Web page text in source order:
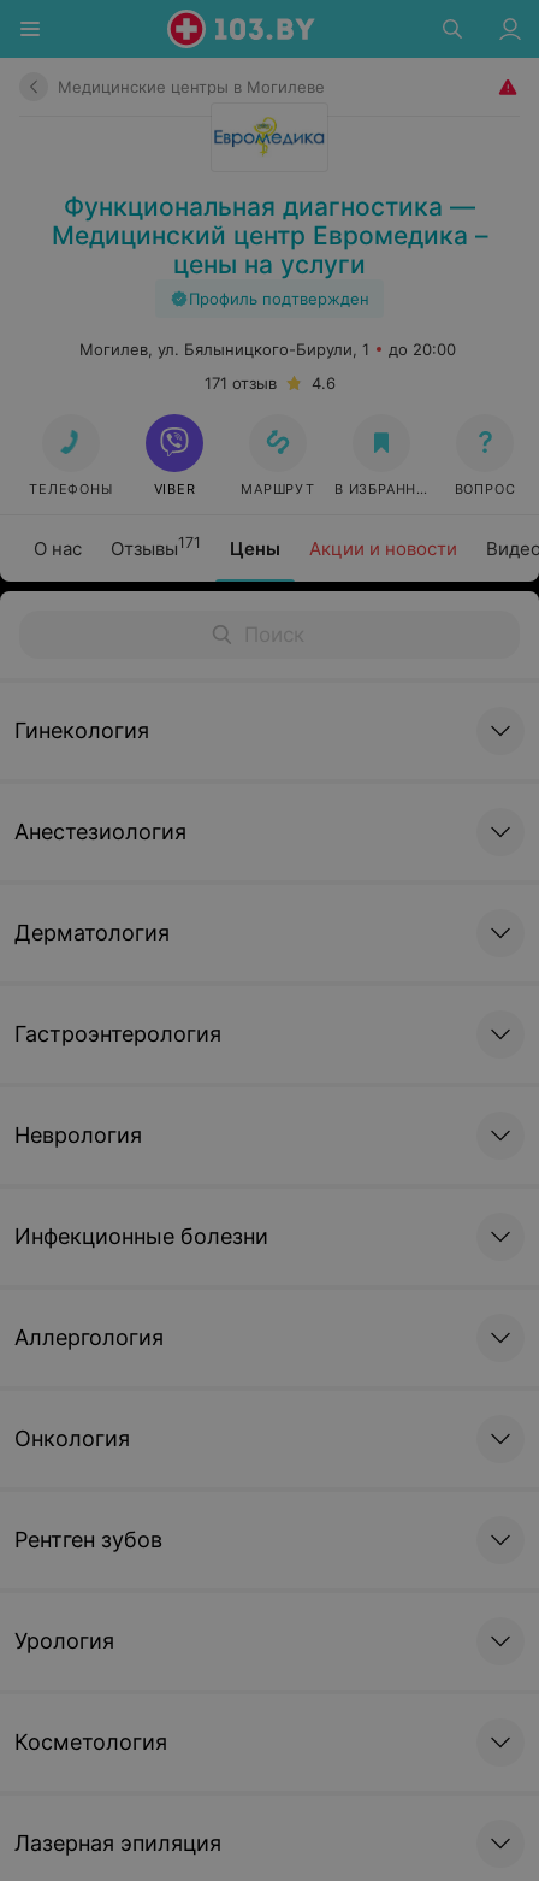
Медицинские центры в Могилеве
Функциональная диагностика —
Медицинский центр Евромедика –
цены на услуги
Профиль подтвержден
О нас Отзывы171 Цены Акции и новости
Могилев, ул. Бялыницкого-Бирули, 1
до 20:00
171 отзыв
4.6
ТЕЛЕФОНЫ VIBER МАРШРУТ В ИЗБРАННОЕ ВОПРОС
Гинекология
Анестезиология
Дерматология
Гастроэнтерология
Неврология
Инфекционные болезни
Аллергология
Онкология
Рентген зубов
Урология
Косметология
Лазерная эпиляция